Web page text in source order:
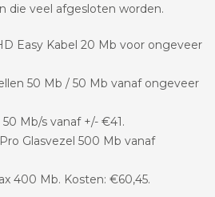
die veel afgesloten worden.
Easy Kabel 20 Mb voor ongeveer
50 Mb / 50 Mb vanaf ongeveer
50 Mb/s vanaf +/- €41.
Glasvezel 500 Mb vanaf
400 Mb. Kosten: €60,45.